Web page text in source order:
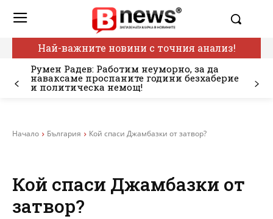
Най-важните новини с точния анализ!
Румен Радев: Работим неуморно, за да
наваксаме проспаните години безхаберие
и политическа немощ!
Начало България Кой спаси Джамбазки от затвор?
Кой спаси Джамбазки от
затвор?